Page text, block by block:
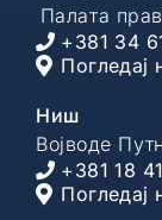
Палата
+381 34
Погледај
Ниш
Војводе
+381 18
Погледај